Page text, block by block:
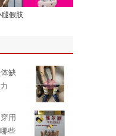
腿假肢
缺
用
些